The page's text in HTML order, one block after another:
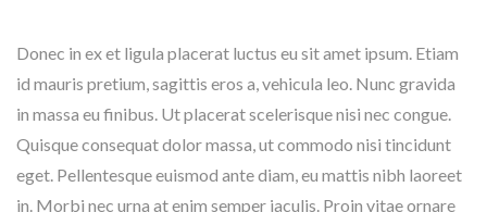
Donec in ex et ligula placerat luctus eu sit amet ipsum. Etiam
id mauris pretium, sagittis eros a, vehicula leo. Nunc gravida
in massa eu finibus. Ut placerat scelerisque nisi nec congue.
Quisque consequat dolor massa, ut commodo nisi tincidunt
eget. Pellentesque euismod ante diam, eu mattis nibh laoreet
in. Morbi nec urna at enim semper iaculis. Proin vitae ornare